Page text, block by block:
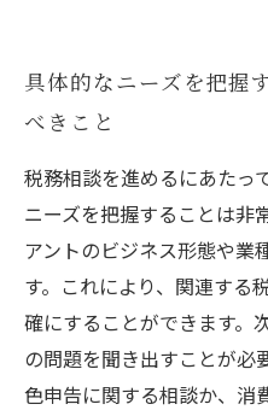
具体的なニーズを把握
べきこと
税務相談を進めるにあたっ
ニーズを把握することは非
アントのビジネス形態や業
す。これにより、関連する
確にすることができます。
の問題を聞き出すことが必
色申告に関する相談か、消